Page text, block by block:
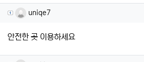
uniqe7님의 댓글
uniqe7
안전한 곳 이용하세요